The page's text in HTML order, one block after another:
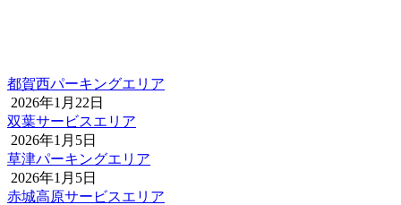
都賀西パーキングエリア
2026年1月22日
双葉サービスエリア
2026年1月5日
草津パーキングエリア
2026年1月5日
赤城高原サービスエリア